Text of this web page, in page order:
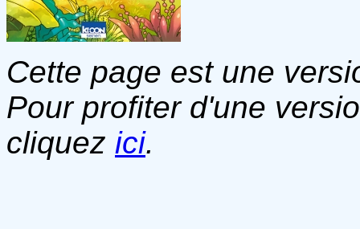
Cette page est une
Pour profiter d'une
cliquez ici.